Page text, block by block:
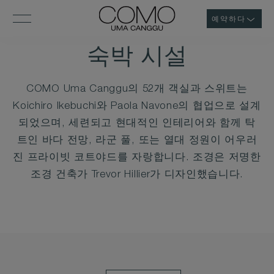
예약하다
숙박 시설
COMO Uma Canggu의 52개 객실과 스위트는
Koichiro Ikebuchi와 Paola Navone의 협업으로 설계
되었으며, 세련되고 현대적인 인테리어와 함께 탁
트인 바다 전망, 라군 풀, 또는 열대 정원이 어우러
진 프라이빗 코트야드를 자랑합니다. 조경은 저명한
조경 건축가 Trevor Hillier가 디자인했습니다.